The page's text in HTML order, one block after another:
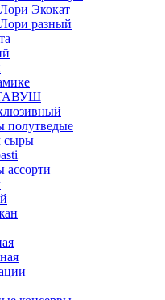
Экокат
разный
полутведые
сыры